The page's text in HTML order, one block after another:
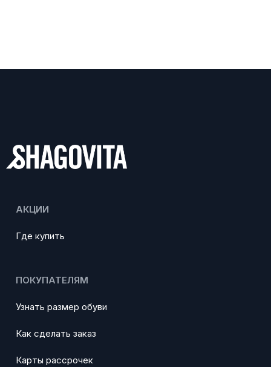
АКЦИИ
Где купить
ПОКУПАТЕЛЯМ
Узнать размер обуви
Как сделать заказ
Карты рассрочек